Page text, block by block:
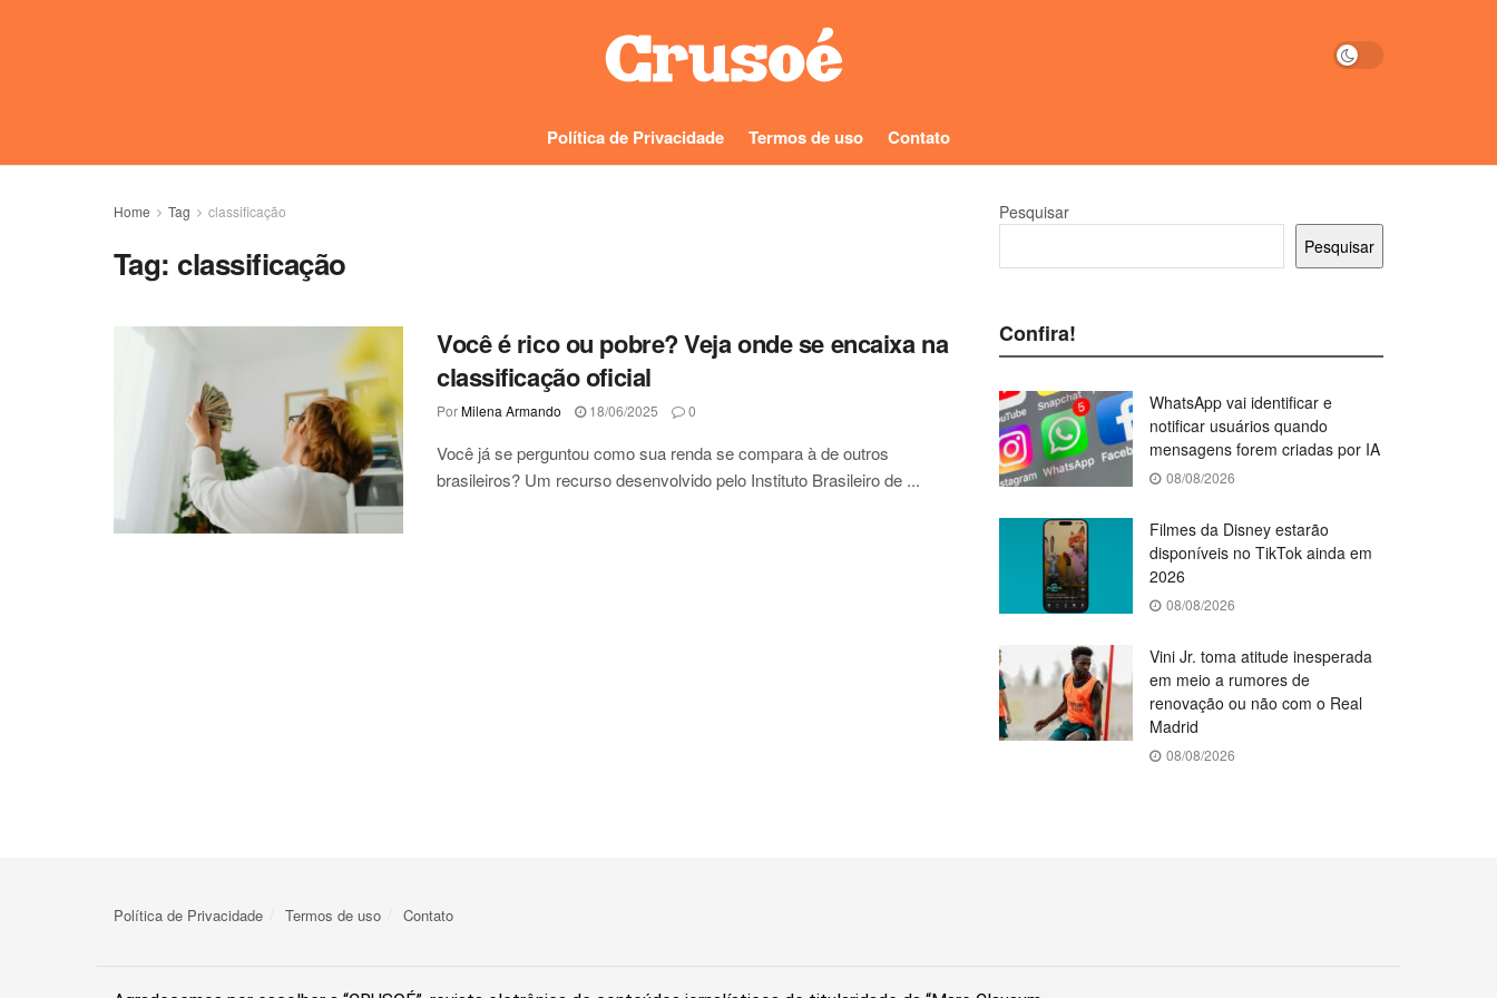
Política de Privacidade Termos de uso Contato
Home Tag classificação
Tag: classificação
Você é rico ou pobre? Veja onde se encaixa na
classificação oficial
PorMilena Armando 18/06/2025 0
Você já se perguntou como sua renda se compara à de outros
brasileiros? Um recurso desenvolvido pelo Instituto Brasileiro de ...
Pesquisar
Pesquisar
Confira!
WhatsApp vai identificar e
notificar usuários quando
mensagens forem criadas por IA
08/08/2026
Filmes da Disney estarão
disponíveis no TikTok ainda em
2026
08/08/2026
Vini Jr. toma atitude inesperada
em meio a rumores de
renovação ou não com o Real
Madrid
08/08/2026
Política de Privacidade Termos de uso Contato